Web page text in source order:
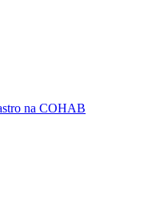
na COHAB